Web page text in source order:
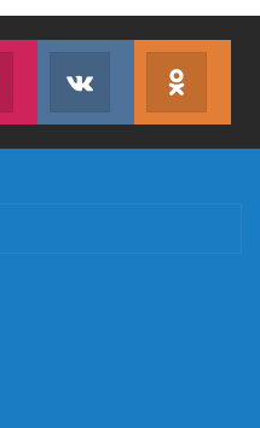
TwitterJoin us on Instagram
Abonează-te